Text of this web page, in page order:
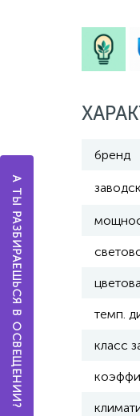
бренд
темп.
класс
А ТЫ РАЗБИРАЕШЬСЯ В ОСВЕЩЕНИИ?